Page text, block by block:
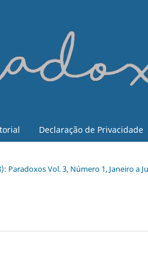
Declaração de Privacidade
Paradoxos Vol. 3, Número 1, Janeiro a